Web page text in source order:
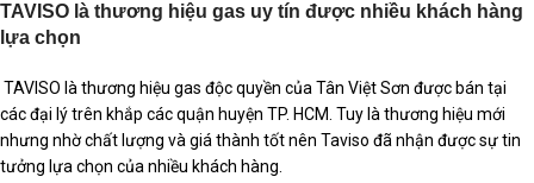
TAVISO là thương hiệu gas uy tín được nhiều khách hàng
lựa chọn
TAVISO là thương hiệu gas độc quyền của Tân Việt Sơn được bán tại
các đại lý trên khắp các quận huyện TP. HCM. Tuy là thương hiệu mới
nhưng nhờ chất lượng và giá thành tốt nên Taviso đã nhận được sự tin
tưởng lựa chọn của nhiều khách hàng.